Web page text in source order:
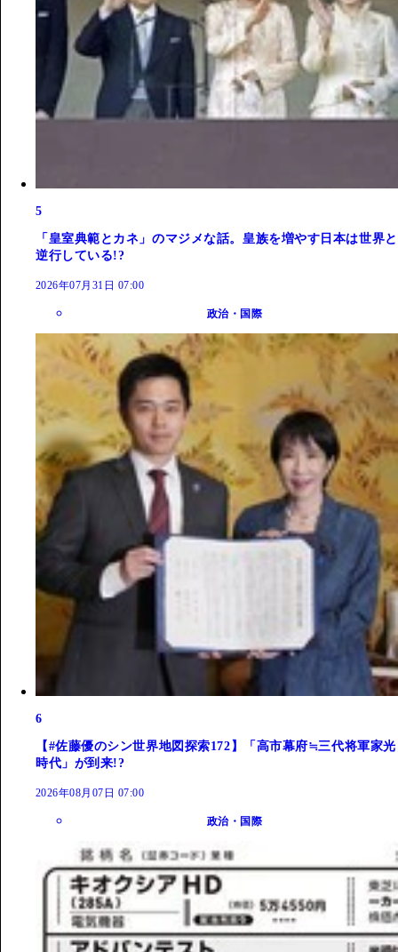
5
「皇室典範とカネ」のマジメな話。皇族を増やす日本は世界と
逆行している!?
2026年07月31日 07:00
政治・国際
6
【#佐藤優のシン世界地図探索172】「高市幕府≒三代将軍家光
時代」が到来!?
2026年08月07日 07:00
政治・国際